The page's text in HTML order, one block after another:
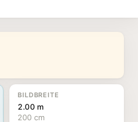
BILDBREITE
2.00 m
200 cm